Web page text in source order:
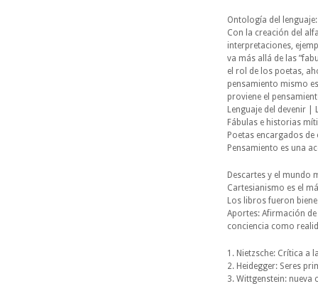
Ontología del lenguaje:
Con la creación del
interpretaciones,
va más allá de las
el rol de los poetas,
pensamiento mismo
proviene el
Lenguaje del devenir |
Fábulas e historias
Poetas encargados
Pensamiento es una
Descartes y el mundo
Cartesianismo es el
Los libros fueron
Aportes: Afirmación
conciencia como
1. Nietzsche: Crítica a
2. Heidegger: Seres
3. Wittgenstein: nueva